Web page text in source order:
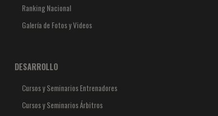
Ranking Nacional
Galería de Fotos y Videos
DESARROLLO
Cursos y Seminarios Entrenadores
Cursos y Seminarios Árbitros